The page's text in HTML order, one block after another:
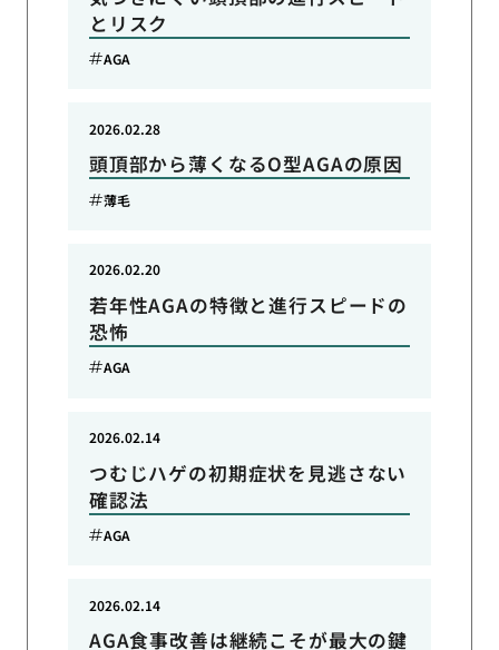
とリスク
AGA
頭頂部から薄くなるO型AGAの原因
2026.02.28
薄毛
若年性AGAの特徴と進行スピードの
恐怖
2026.02.20
AGA
つむじハゲの初期症状を見逃さない
確認法
2026.02.14
AGA
AGA食事改善は継続こそが最大の鍵
2026.02.14